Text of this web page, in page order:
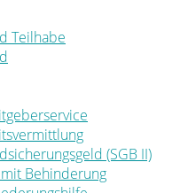
Teilhabe
(SGB II)
Behinderung